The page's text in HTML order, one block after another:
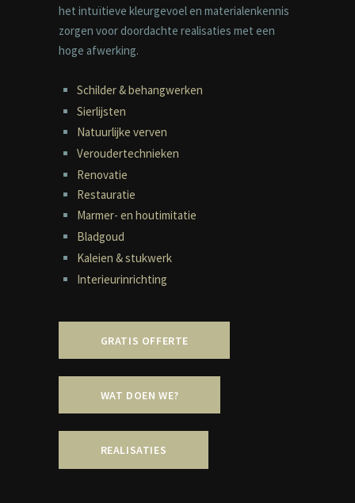
het intuïtieve kleurgevoel en materialenkennis
zorgen voor doordachte realisaties met een
hoge afwerking.
Schilder & behangwerken
Sierlijsten
Natuurlijke verven
Veroudertechnieken
Renovatie
Restauratie
Marmer- en houtimitatie
Bladgoud
Kaleien & stukwerk
Interieurinrichting
GRATIS OFFERTE
WAT DOEN WE?
REALISATIES